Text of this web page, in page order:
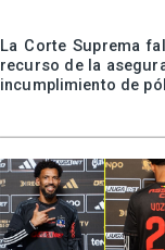
La Corte Suprema
recurso de la
incumplimiento de